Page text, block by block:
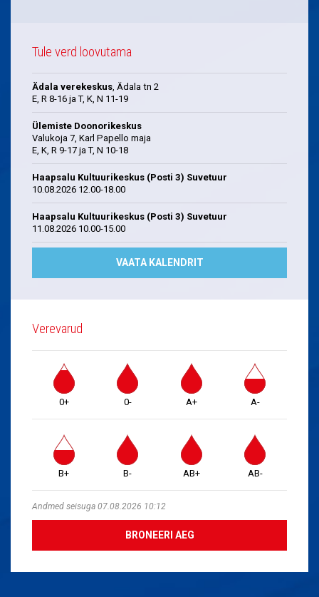
Tule verd loovutama
Ädala verekeskus, Ädala tn 2
E, R 8-16 ja T, K, N 11-19
Ülemiste Doonorikeskus
Valukoja 7, Karl Papello maja
E, K, R 9-17 ja T, N 10-18
Haapsalu Kultuurikeskus (Posti 3) Suvetuur
10.08.2026 12.00-18.00
Haapsalu Kultuurikeskus (Posti 3) Suvetuur
11.08.2026 10.00-15.00
VAATA KALENDRIT
Verevarud
0+ 0- A+ A-
B+ B- AB+ AB-
Andmed seisuga 07.08.2026 10:12
BRONEERI AEG